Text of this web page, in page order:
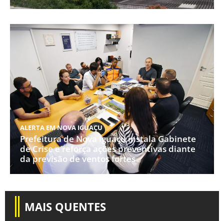
ALERTA EM NOVA IGUAÇU
Prefeitura de Nova Iguaçu instala Gabinete
de Crise e reforça ações preventivas diante
da previsão de ventos fortes
MAIS QUENTES